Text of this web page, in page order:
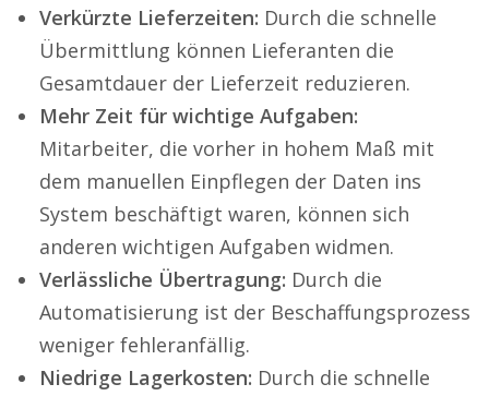
Verkürzte Lieferzeiten: Durch die schnelle
Übermittlung können Lieferanten die
Gesamtdauer der Lieferzeit reduzieren.
Mehr Zeit für wichtige Aufgaben:
Mitarbeiter, die vorher in hohem Maß mit
dem manuellen Einpflegen der Daten ins
System beschäftigt waren, können sich
anderen wichtigen Aufgaben widmen.
Verlässliche Übertragung: Durch die
Automatisierung ist der Beschaffungsprozess
weniger fehleranfällig.
Niedrige Lagerkosten: Durch die schnelle